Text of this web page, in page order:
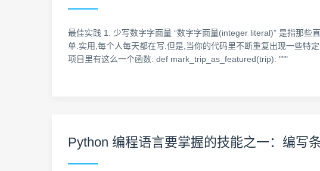
最佳实践 1. 少写数字字面量 “数字字面量(integer literal)” 是指那
单.实用,每个人每天都在写.但是,当你的代码里不断重复出现一些特
项目里有这么一个函数: def mark_trip_as_featured(trip): """
Python 编程语言要掌握的技能之一：编写